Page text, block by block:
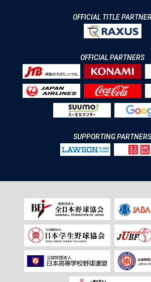
OFFICIAL TITLE
OFFICIAL PARTNERS
SUPPORTING PARTNERS